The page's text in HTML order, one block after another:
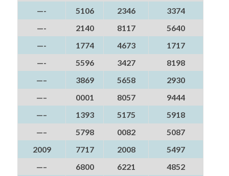
—-
5106 2346
3374
—-
2140 8117
5640
—-
1774 4673
1717
—-
5596 3427
8198
—–
3869 5658
2930
—–
0001 8057
9444
—–
1393 5175
5918
—–
5798 0082
5087
2009
7717 2008
5497
—–
6800 6221
4852